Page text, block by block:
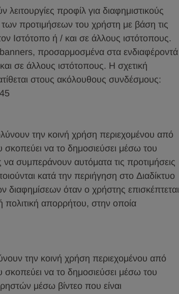
προφίλ για διαφημιστικούς
προτιμήσεων του χρήστη με βάση τις
Ιστότοπο ή / και σε άλλους ιστότοπους.
προσαρμοσμένα στα ενδιαφέροντά
σε άλλους ιστότοπους. Η σχετική
στους ακόλουθους συνδέσμους:
την κοινή χρήση περιεχομένου από
να το δημοσιεύσει μέσω του
συμπεράνουν αυτόματα τις προτιμήσεις
κατά την περιήγηση στο Διαδίκτυο
όταν ο χρήστης επισκέπτεται
πολιτική απορρήτου, στην οποία
την κοινή χρήση περιεχομένου από
να το δημοσιεύσει μέσω του
μέσω βίντεο που είναι